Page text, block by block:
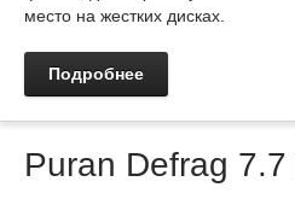
место на жестких дисках.
Подробнее
Puran Defrag